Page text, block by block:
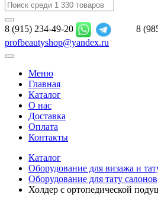
8 (915) 234-49-20
8
profbeautyshop@yandex.ru
Меню
Главная
Каталог
О нас
Доставка
Оплата
Контакты
Каталог
Оборудование для визажа и
Оборудование для тату салонов
Холдер с ортопедической